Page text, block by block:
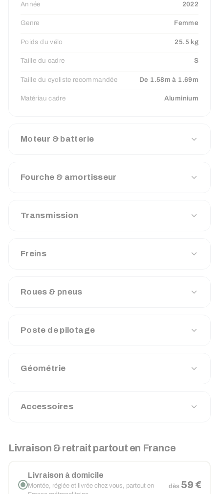
Année 2022
Genre Femme
Poids du vélo 25.5 kg
Taille du cadre S
Taille du cycliste recommandée De 1.58m à 1.69m
Matériau cadre Aluminium
Moteur & batterie
Fourche & amortisseur
Transmission
Freins
Roues & pneus
Poste de pilotage
Géométrie
Accessoires
Livraison & retrait partout en France
Livraison à domicile
Montée, réglée et livrée chez vous, partout en
dès 59 €